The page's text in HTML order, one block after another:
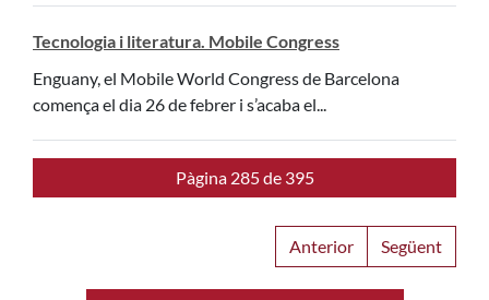
Tecnologia i literatura. Mobile Congress
Enguany, el Mobile World Congress de Barcelona
comença el dia 26 de febrer i s’acaba el...
Pàgina 285 de 395
Anterior Següent